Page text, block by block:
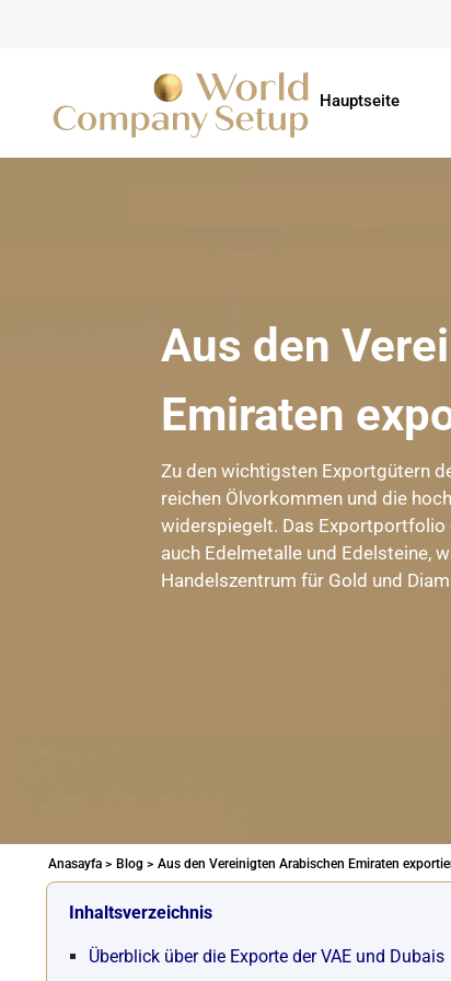
Hauptseite
Aus den
Emiraten
Zu den wichtigsten Exportgütern
reichen Ölvorkommen und die
widerspiegelt. Das
auch Edelmetalle und Edelsteine,
Handelszentrum für Gold und
Anasayfa > Blog > Aus den Vereinigten Arabischen Emiraten
Inhaltsverzeichnis
Überblick über die Exporte der VAE und Dubais